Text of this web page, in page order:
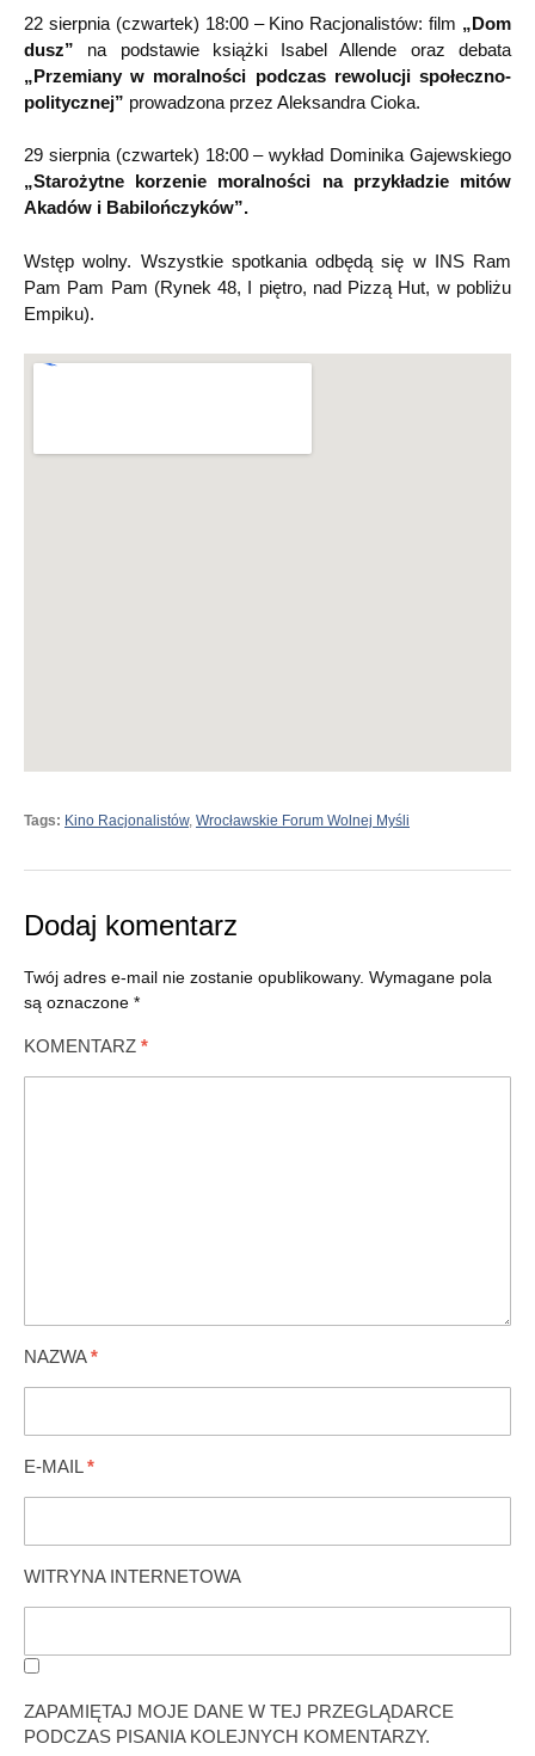
22 sierpnia (czwartek) 18:00 – Kino Racjonalistów: film „Dom
dusz” na podstawie książki Isabel Allende oraz debata
„Przemiany w moralności podczas rewolucji społeczno-
politycznej” prowadzona przez Aleksandra Cioka.
29 sierpnia (czwartek) 18:00 – wykład Dominika Gajewskiego
„Starożytne korzenie moralności na przykładzie mitów
Akadów i Babilończyków”.
Wstęp wolny. Wszystkie spotkania odbędą się w INS Ram
Pam Pam Pam (Rynek 48, I piętro, nad Pizzą Hut, w pobliżu
Empiku).
Tags: Kino Racjonalistów, Wrocławskie Forum Wolnej Myśli
Dodaj komentarz
Twój adres e-mail nie zostanie opublikowany. Wymagane pola
są oznaczone *
KOMENTARZ *
NAZWA*
E-MAIL *
WITRYNA INTERNETOWA
ZAPAMIĘTAJ MOJE DANE W TEJ PRZEGLĄDARCE
PODCZAS PISANIA KOLEJNYCH KOMENTARZY.